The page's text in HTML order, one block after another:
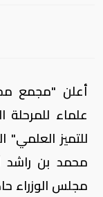
علماء للمرحلة
للتميز
محمد بن راشد